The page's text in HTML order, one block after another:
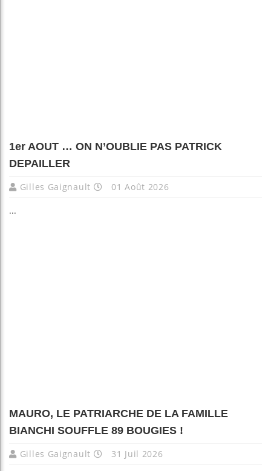
1er AOUT … ON N’OUBLIE PAS PATRICK
DEPAILLER
Gilles Gaignault 01 Août 2026
...
MAURO, LE PATRIARCHE DE LA FAMILLE
BIANCHI SOUFFLE 89 BOUGIES !
Gilles Gaignault 31 Juil 2026